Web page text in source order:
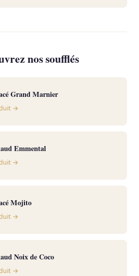
nos soufflés
Grand Marnier
→
Emmental
→
Mojito
→
Noix de Coco
→